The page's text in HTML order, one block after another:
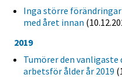
Inga större
med året innan
2019
Tumörer den vanligaste
arbetsför ålder år 2019